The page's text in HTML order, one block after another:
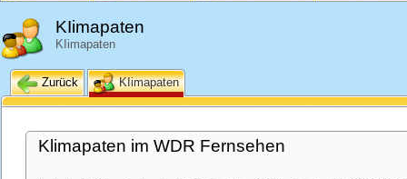
KIimapaten
KIimapaten
Zurück KIimapaten
Klimapaten im WDR Fernsehen